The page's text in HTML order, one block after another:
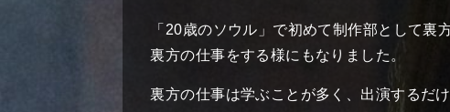
「20歳のソウル」で初めて制作部として
裏方の仕事をする様にもなりました。
裏方の仕事は学ぶことが多く、出演するだ